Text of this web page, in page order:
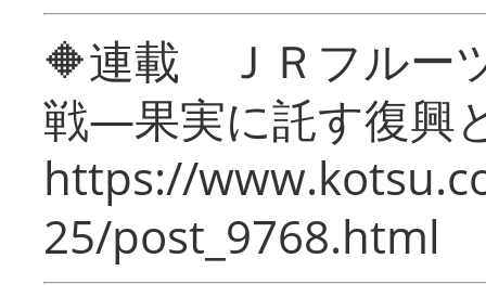
🔶連載 ＪＲフルー
戦―果実に託す復興
https://
25/post_9768.html